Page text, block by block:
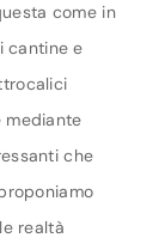
come in
cantine e
mediante
che
realtà